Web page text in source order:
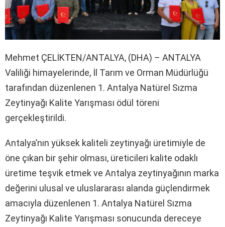
Mehmet ÇELİKTEN/ANTALYA, (DHA) – ANTALYA
Valiliği himayelerinde, İl Tarım ve Orman Müdürlüğü
tarafından düzenlenen 1. Antalya Natürel Sızma
Zeytinyağı Kalite Yarışması ödül töreni
gerçekleştirildi.
Antalya’nın yüksek kaliteli zeytinyağı üretimiyle de
öne çıkan bir şehir olması, üreticileri kalite odaklı
üretime teşvik etmek ve Antalya zeytinyağının marka
değerini ulusal ve uluslararası alanda güçlendirmek
amacıyla düzenlenen 1. Antalya Natürel Sızma
Zeytinyağı Kalite Yarışması sonucunda dereceye